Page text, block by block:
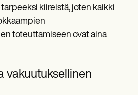
kiireistä, joten kaikki
toteuttamiseen ovat aina
vakuutuksellinen